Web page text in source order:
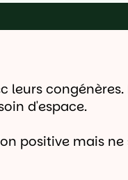
leurs
d'espace.
positive mais